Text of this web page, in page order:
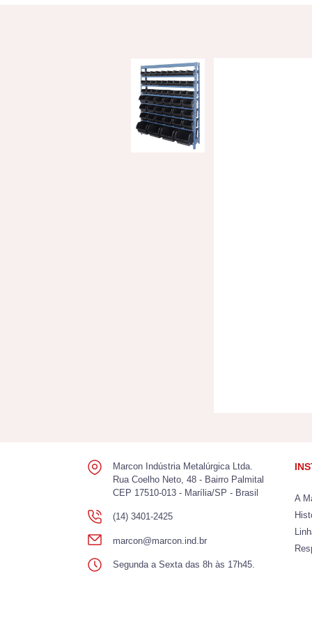
Marcon Indústria Metalúrgica Ltda.
Rua Coelho Neto, 48 - Bairro Palmital
CEP 17510-013 - Marília/SP - Brasil
(14) 3401-2425
marcon@marcon.ind.br
Segunda a Sexta das 8h às 17h45.
A